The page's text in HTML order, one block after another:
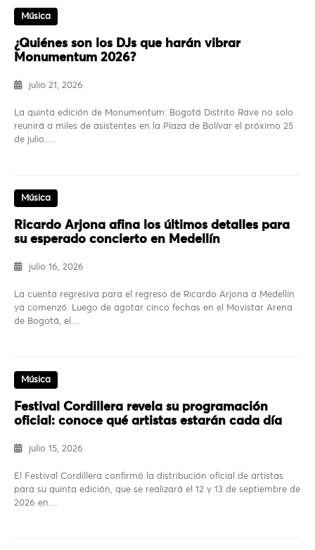
Música
¿Quiénes son los DJs que harán vibrar
Monumentum 2026?
julio 21, 2026
La quinta edición de Monumentum: Bogotá Distrito Rave no solo
reunirá a miles de asistentes en la Plaza de Bolívar el próximo 25
de julio.…
Música
Ricardo Arjona afina los últimos detalles para
su esperado concierto en Medellín
julio 16, 2026
La cuenta regresiva para el regreso de Ricardo Arjona a Medellín
ya comenzó. Luego de agotar cinco fechas en el Movistar Arena
de Bogotá, el…
Música
Festival Cordillera revela su programación
oficial: conoce qué artistas estarán cada día
julio 15, 2026
El Festival Cordillera confirmó la distribución oficial de artistas
para su quinta edición, que se realizará el 12 y 13 de septiembre de
2026 en…